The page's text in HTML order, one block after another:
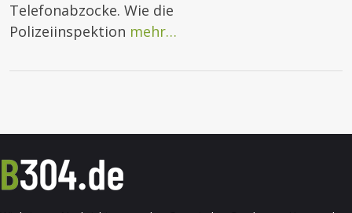
Telefonabzocke. Wie die
Polizeiinspektion mehr…